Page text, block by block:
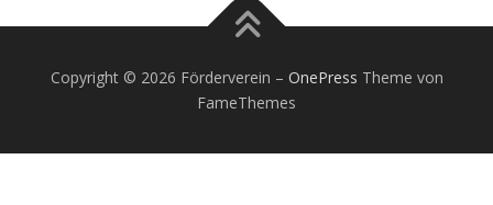
Copyright © 2026 Förderverein – OnePress Theme von
FameThemes